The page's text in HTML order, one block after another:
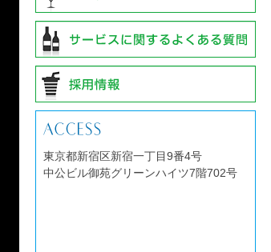
東京都新宿区新宿一丁目9番4号
中公ビル御苑グリーンハイツ7階702号